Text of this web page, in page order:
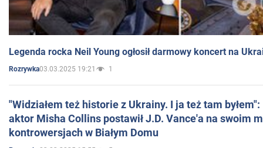
Legenda rocka Neil Young ogłosił darmowy koncert na
Rozrywka03.03.2025 19:21 1
"Widziałem też historie z Ukrainy. I ja też tam
aktor Misha Collins postawił J.D. Vance'a na swoim
kontrowersjach w Białym Domu